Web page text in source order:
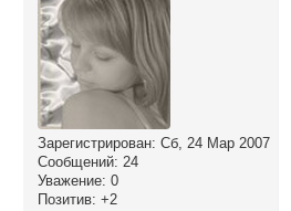
Зарегистрирован: Сб, 24 Мар 2007
Сообщений: 24
Уважение: 0
Позитив: +2